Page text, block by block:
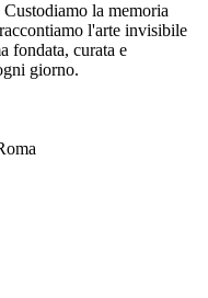
la memoria
l'arte invisibile
fondata, curata e
giorno.